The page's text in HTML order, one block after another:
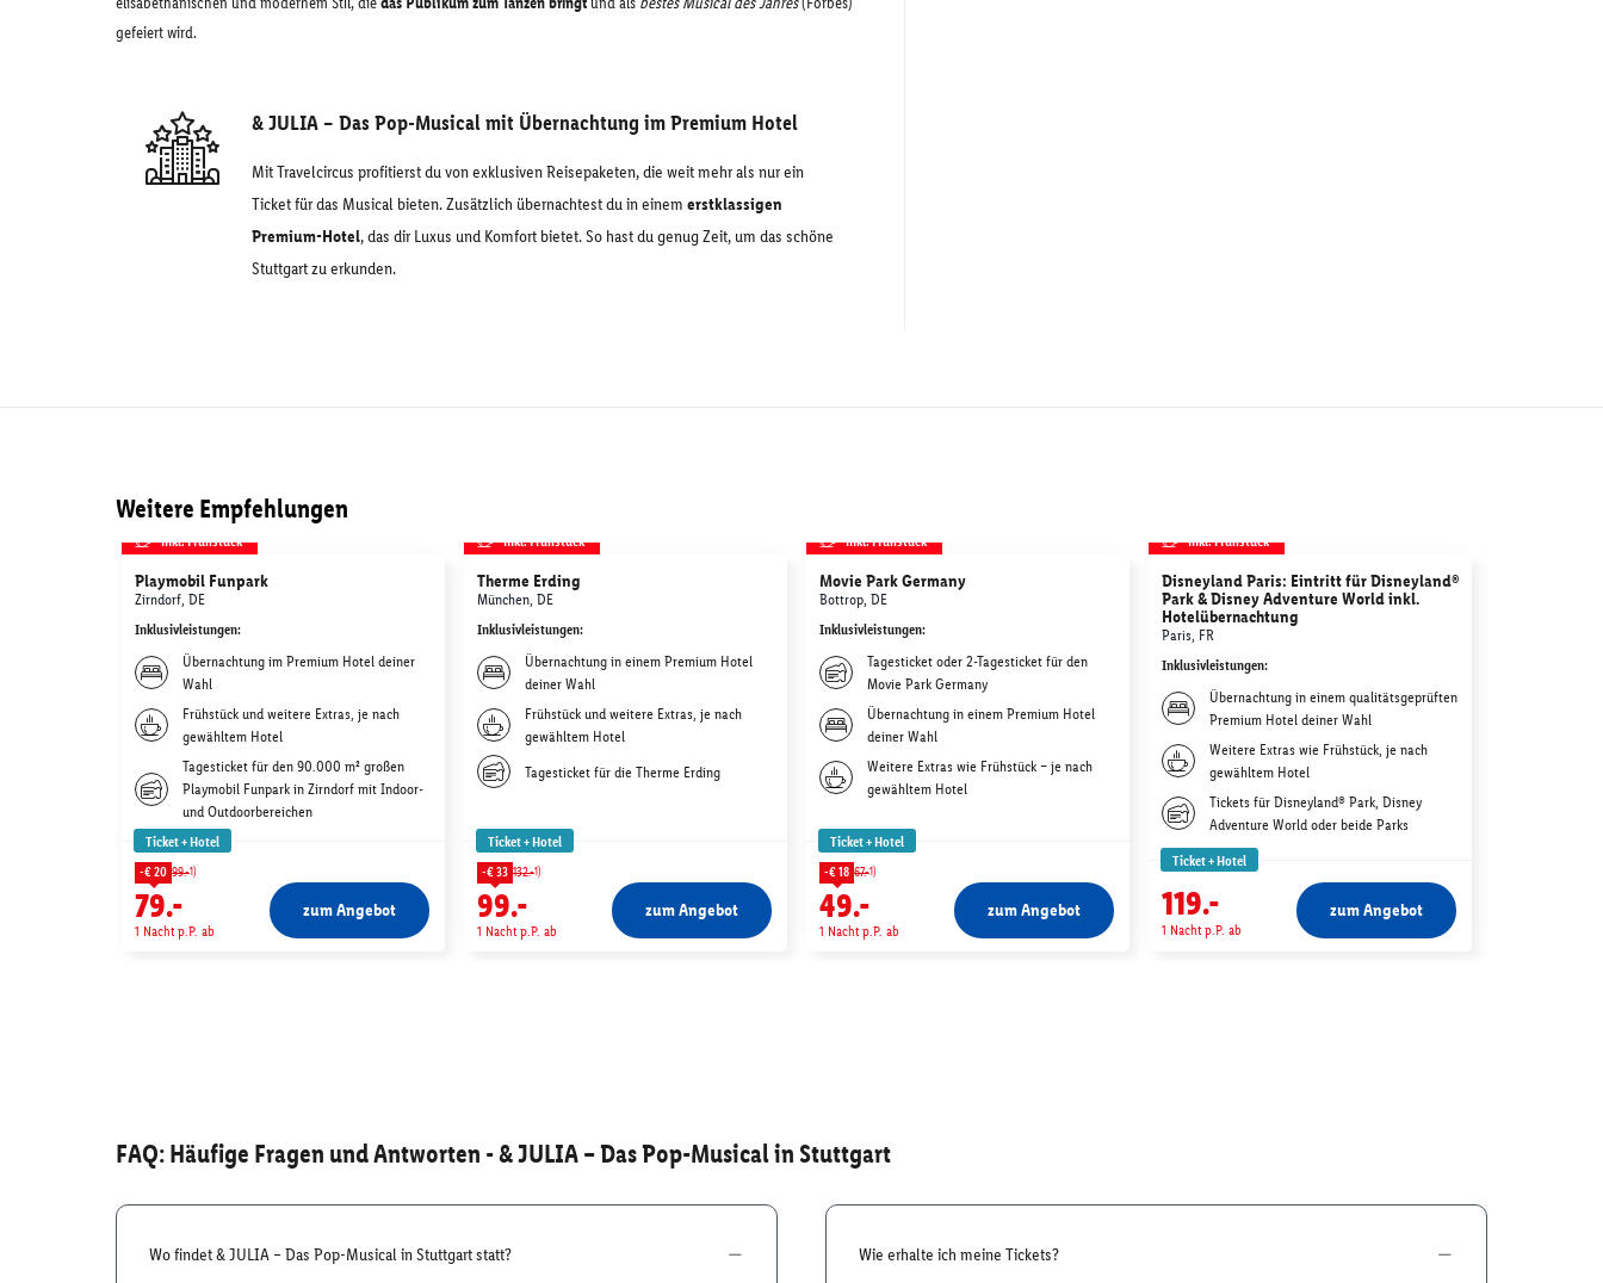
gefeiert wird.
& JULIA – Das Pop-Musical mit Übernachtung im Premium Hotel
Mit Travelcircus profitierst du von exklusiven Reisepaketen, die weit mehr als nur ein
Ticket für das Musical bieten. Zusätzlich übernachtest du in einem erstklassigen
Premium-Hotel, das dir Luxus und Komfort bietet. So hast du genug Zeit, um das schöne
Stuttgart zu erkunden.
Weitere Empfehlungen
inkl. Frühstück
Playmobil Funpark
Zirndorf, DE
Inklusivleistungen:
Übernachtung im Premium Hotel deiner
Wahl
Frühstück und weitere Extras, je nach
gewähltem Hotel
Tagesticket für den 90.000 m² großen
Playmobil Funpark in Zirndorf mit Indoor-
und Outdoorbereichen
Ticket + Hotel
-€ 20 99.-1)
79.-
1 Nacht p.P. ab
zum Angebot
inkl. Frühstück
Therme Erding
München, DE
Inklusivleistungen:
Übernachtung in einem Premium Hotel
deiner Wahl
Frühstück und weitere Extras, je nach
gewähltem Hotel
Tagesticket für die Therme Erding
Ticket + Hotel
-€ 33 132.-1)
99.-
1 Nacht p.P. ab
zum Angebot
inkl. Frühstück
Movie Park Germany
Bottrop, DE
Inklusivleistungen:
Tagesticket oder 2-Tagesticket für den
Movie Park Germany
Übernachtung in einem Premium Hotel
deiner Wahl
Weitere Extras wie Frühstück – je nach
gewähltem Hotel
Ticket + Hotel
-€ 18 67.-1)
49.-
1 Nacht p.P. ab
zum Angebot
inkl. Frühstück
Disneyland Paris: Eintritt für Disneyland®
Park & Disney Adventure World inkl.
Hotelübernachtung
Paris, FR
Inklusivleistungen:
Übernachtung in einem qualitätsgeprüften
Premium Hotel deiner Wahl
Weitere Extras wie Frühstück, je nach
gewähltem Hotel
Tickets für Disneyland® Park, Disney
Adventure World oder beide Parks
Ticket + Hotel
119.-
1 Nacht p.P. ab
zum Angebot
FAQ: Häufige Fragen und Antworten - & JULIA – Das Pop-Musical in Stuttgart
Wo findet & JULIA – Das Pop-Musical in Stuttgart statt? Wie erhalte ich meine Tickets?